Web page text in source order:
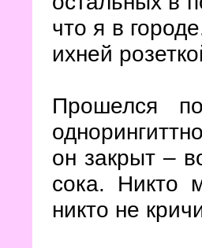
что я в
ихней
Прошелся
он закрыт –
сока. Никто
никто не